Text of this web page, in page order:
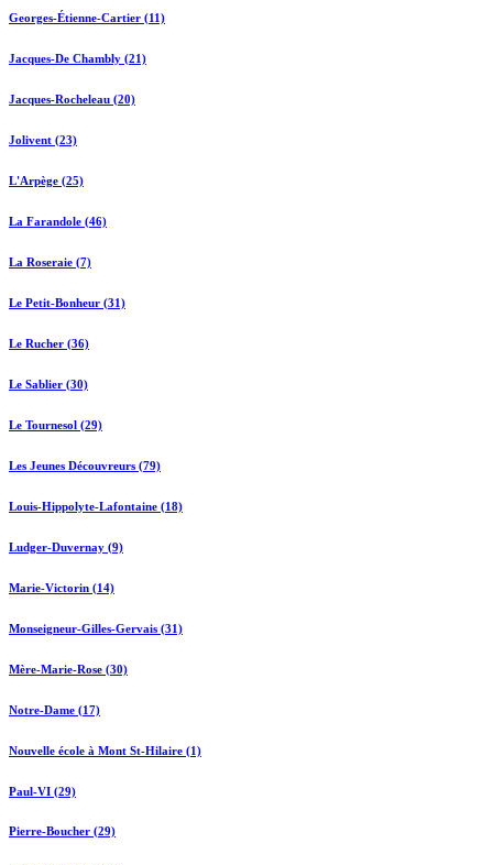
Georges-Étienne-Cartier (11)
Jacques-De Chambly (21)
Jacques-Rocheleau (20)
Jolivent (23)
L'Arpège (25)
La Farandole (46)
La Roseraie (7)
Le Petit-Bonheur (31)
Le Rucher (36)
Le Sablier (30)
Le Tournesol (29)
Les Jeunes Découvreurs (79)
Louis-Hippolyte-Lafontaine (18)
Ludger-Duvernay (9)
Marie-Victorin (14)
Monseigneur-Gilles-Gervais (31)
Mère-Marie-Rose (30)
Notre-Dame (17)
Nouvelle école à Mont St-Hilaire (1)
Paul-VI (29)
Pierre-Boucher (29)